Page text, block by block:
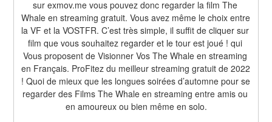
sur exmov.me vous pouvez donc regarder la film The
Whale en streaming gratuit. Vous avez même le choix entre
la VF et la VOSTFR. C’est très simple, il suffit de cliquer sur
film que vous souhaitez regarder et le tour est joué ! qui
Vous proposent de Visionner Vos The Whale en streaming
en Français. ProFitez du meilleur streaming gratuit de 2022
! Quoi de mieux que les longues soirées d’automne pour se
regarder des Films The Whale en streaming entre amis ou
en amoureux ou bien même en solo.